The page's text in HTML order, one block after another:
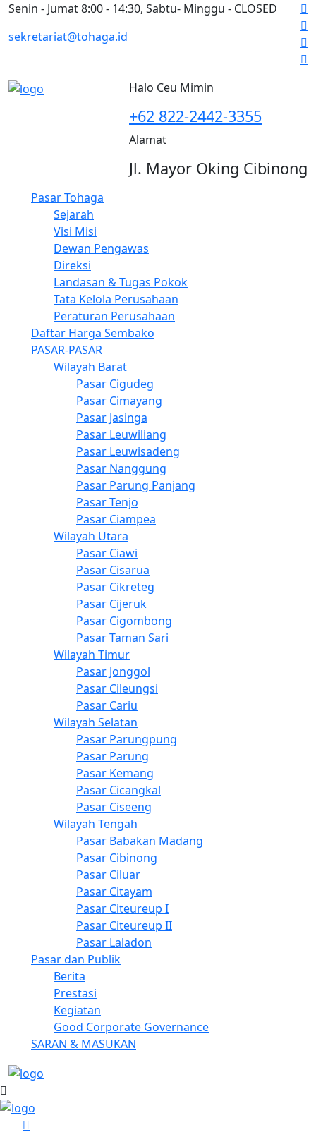
Senin - Jumat 8:00 - 14:30, Sabtu- Minggu - CLOSED
sekretariat@tohaga.id
Halo Ceu Mimin
+62 822-2442-3355
Alamat
Jl. Mayor Oking Cibinong
Pasar Tohaga
Sejarah
Visi Misi
Dewan Pengawas
Direksi
Landasan & Tugas Pokok
Tata Kelola Perusahaan
Peraturan Perusahaan
Daftar Harga Sembako
PASAR-PASAR
Wilayah Barat
Pasar Cigudeg
Pasar Cimayang
Pasar Jasinga
Pasar Leuwiliang
Pasar Leuwisadeng
Pasar Nanggung
Pasar Parung Panjang
Pasar Tenjo
Pasar Ciampea
Wilayah Utara
Pasar Ciawi
Pasar Cisarua
Pasar Cikreteg
Pasar Cijeruk
Pasar Cigombong
Pasar Taman Sari
Wilayah Timur
Pasar Jonggol
Pasar Cileungsi
Pasar Cariu
Wilayah Selatan
Pasar Parungpung
Pasar Parung
Pasar Kemang
Pasar Cicangkal
Pasar Ciseeng
Wilayah Tengah
Pasar Babakan Madang
Pasar Cibinong
Pasar Ciluar
Pasar Citayam
Pasar Citeureup I
Pasar Citeureup II
Pasar Laladon
Pasar dan Publik
Berita
Prestasi
Kegiatan
Good Corporate Governance
SARAN & MASUKAN